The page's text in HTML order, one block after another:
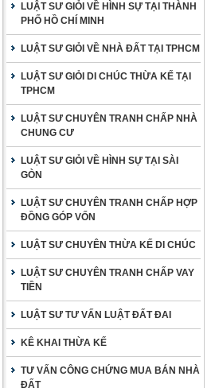
LUẬT SƯ GIỎI VỀ HÌNH SỰ TẠI THÀNH
PHỐ HỒ CHÍ MINH
LUẬT SƯ GIỎI VỀ NHÀ ĐẤT TẠI TPHCM
LUẬT SƯ GIỎI DI CHÚC THỪA KẾ TẠI
TPHCM
LUẬT SƯ CHUYÊN TRANH CHẤP NHÀ
CHUNG CƯ
LUẬT SƯ GIỎI VỀ HÌNH SỰ TẠI SÀI
GÒN
LUẬT SƯ CHUYÊN TRANH CHẤP HỢP
ĐỒNG GÓP VỐN
LUẬT SƯ CHUYÊN THỪA KẾ DI CHÚC
LUẬT SƯ CHUYÊN TRANH CHẤP VAY
TIỀN
LUẬT SƯ TƯ VẤN LUẬT ĐẤT ĐAI
KÊ KHAI THỪA KẾ
TƯ VẤN CÔNG CHỨNG MUA BÁN NHÀ
ĐẤT